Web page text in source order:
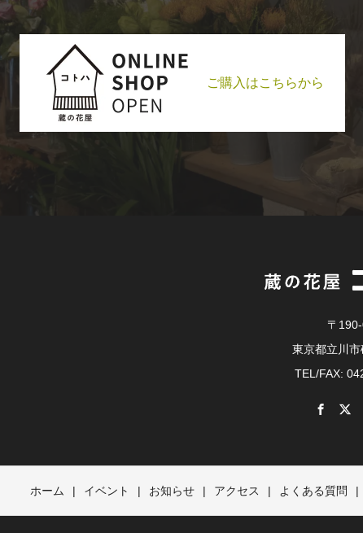
ご購入はこちらから
〒
東京都立川
TEL/FAX:
ホーム イベント お知らせ アクセス よくある質問